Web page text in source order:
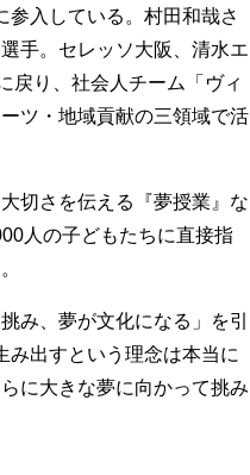
入している。村田和哉さ
手。セレッソ大阪、清水エ
戻り、社会人チーム「ヴィ
ツ・地域貢献の三領域で活
切さを伝える『夢授業』な
人の子どもたちに直接指
み、夢が文化になる」を引
み出すという理念は本当に
に大きな夢に向かって挑み